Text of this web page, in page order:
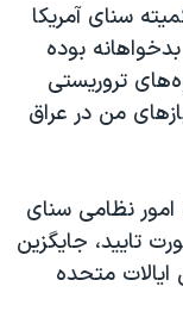
سنای آمریکا
بوده
تروریستی
من در عراق
تیر در کمیته امور نظامی سنای
تایید، جایگزین
متحده